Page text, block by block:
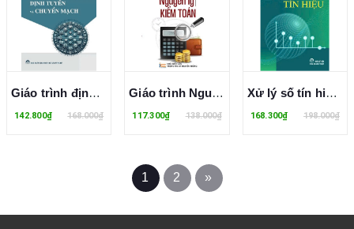
Giáo trình định tuyến và chuyển mạch
142.800₫ 168.000₫
Giáo trình Nguyên lý kiểm toán
117.300₫ 138.000₫
Xử lý số tín hiệu - Hoàng Lê Uyên Thục, Hồ Phước Tiến, Trần Thị Minh Hạnh
168.300₫ 198.000₫
1 2 »